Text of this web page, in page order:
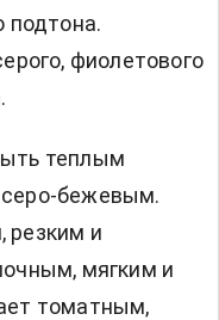
подтона.
фиолетового
теплым
бежевым.
и
мягким и
томатным,